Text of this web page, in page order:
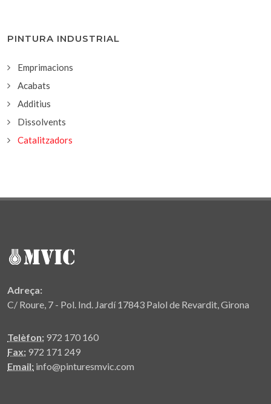
PINTURA INDUSTRIAL
Emprimacions
Acabats
Additius
Dissolvents
Catalitzadors
Adreça:
C/ Roure, 7 - Pol. Ind. Jardí 17843 Palol de Revardit, Girona
Telèfon: 972 170 160
Fax: 972 171 249
Email: info@pinturesmvic.com